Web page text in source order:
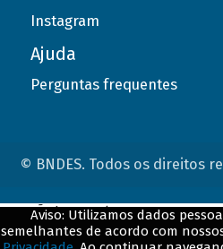
Instagram
Ajuda
Perguntas frequentes
© BNDES. Todos os direitos
Aviso: Utilizamos dados
semelhantes de acordo com
ConteÃºdo complementar
${title}${badge}